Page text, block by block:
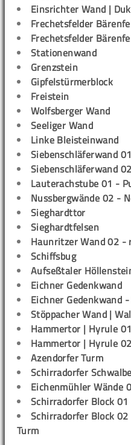
Einsrichter Wand |
Frechetsfelder
Frechetsfelder
Stationenwand
Grenzstein
Gipfelstürmerblock
Freistein
Wolfsberger Wand
Seeliger Wand
Linke Bleisteinwand
Siebenschläferwand
Siebenschläferwand
Lauterachstube 01 -
Nussbergwände 02 -
Sieghardttor
Sieghardtfelsen
Haunritzer Wand 02 -
Schiffsbug
Aufseßtaler
Eichner Gedenkwand
Eichner Gedenkwand
Stöppacher Wand |
Hammertor | Hyrule
Hammertor | Hyrule
Azendorfer Turm
Schirradorfer
Eichenmühler Wände
Schirradorfer Block
Schirradorfer Block
Turm